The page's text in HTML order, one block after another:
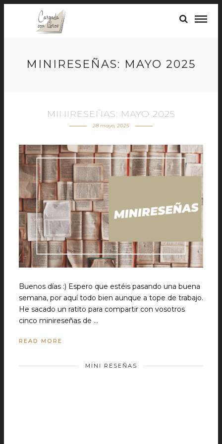
MINIRESEÑAS: MAYO 2025
MINIRESEÑAS: MAYO 2025
28 mayo, 2025
Buenos días :) Espero que estéis pasando una buena
semana, por aquí todo bien aunque a tope de trabajo.
He sacado un ratito para compartir con vosotros
cinco minireseñas de …
READ MORE
MINI RESEÑAS